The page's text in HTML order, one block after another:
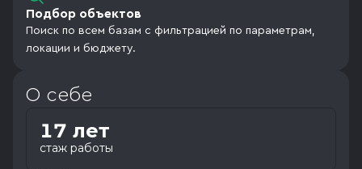
Подбор объектов
Поиск по всем базам с фильтрацией по параметрам,
локации и бюджету.
О себе
стаж работы
17 лет